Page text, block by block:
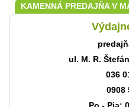
KAMENNÁ PREDAJŇA V
ul. M. R.
036
0908
Po - Pia: